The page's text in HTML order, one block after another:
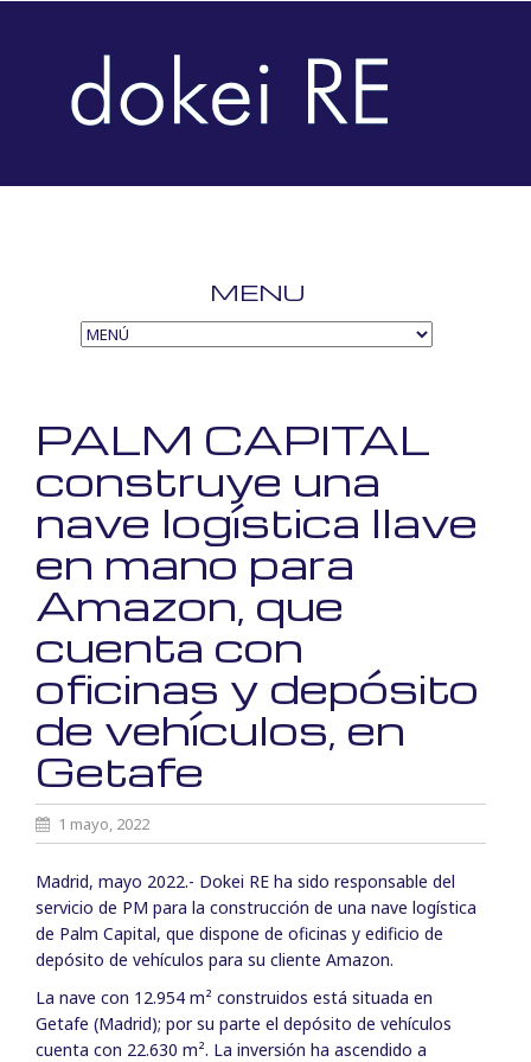
MENU
PALM CAPITAL
construye una
nave logística llave
en mano para
Amazon, que
cuenta con
oficinas y depósito
de vehículos, en
Getafe
1 mayo, 2022
Madrid, mayo 2022.- Dokei RE ha sido responsable del
servicio de PM para la construcción de una nave logística
de Palm Capital, que dispone de oficinas y edificio de
depósito de vehículos para su cliente Amazon.
La nave con 12.954 m² construidos está situada en
Getafe (Madrid); por su parte el depósito de vehículos
cuenta con 22.630 m². La inversión ha ascendido a